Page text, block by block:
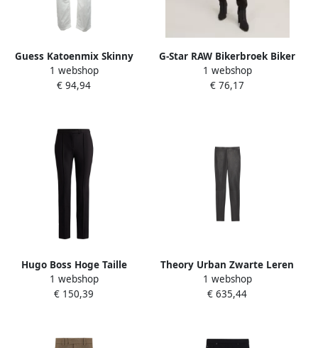
Guess Katoenmix Skinny
Broek White Dames
1 webshop
€ 94,94
G-Star RAW Bikerbroek Biker
Skinny Cargo met
contrastkleurige
1 webshop
€ 76,17
Hugo Boss Hoge Taille
Zwarte Tizena Skinny Broek
Black Dames
1 webshop
€ 150,39
Theory Urban Zwarte Leren
Skinny Broek Black Dames
1 webshop
€ 635,44